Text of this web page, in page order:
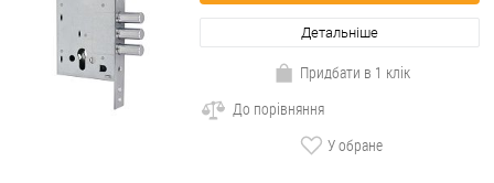
Детальніше
Придбати в 1 клік
До порівняння
У обране